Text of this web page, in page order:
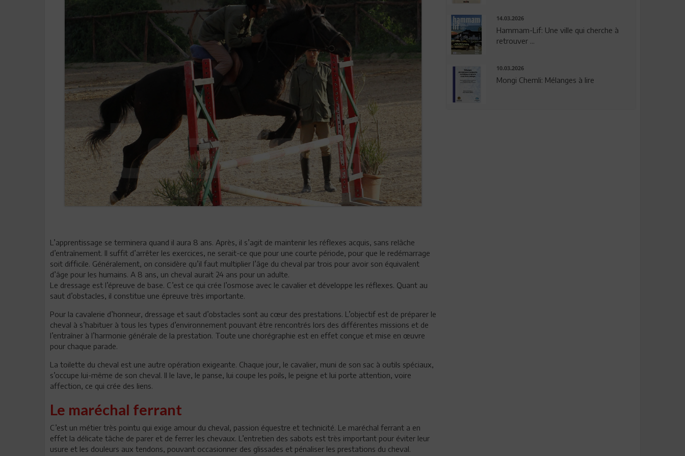
L’apprentissage se terminera quand il aura 8 ans. Après, il s’agit de maintenir les réflexes acquis, sans relâche
d’entraînement. Il suffit d’arrêter les exercices, ne serait-ce que pour une courte période, pour que le redémarrage
soit difficile. Généralement, on considère qu’il faut multiplier l’âge du cheval par trois pour avoir son équivalent
d’âge pour les humains. A 8 ans, un cheval aurait 24 ans pour un adulte.
Le dressage est l’épreuve de base. C’est ce qui crée l’osmose avec le cavalier et développe les réflexes. Quant au
saut d’obstacles, il constitue une épreuve très importante.
Pour la cavalerie d’honneur, dressage et saut d’obstacles sont au cœur des prestations. L’objectif est de préparer le
cheval à s’habituer à tous les types d’environnement pouvant être rencontrés lors des différentes missions et de
l’entraîner à l’harmonie générale de la prestation. Toute une chorégraphie est en effet conçue et mise en œuvre
pour chaque parade.
La toilette du cheval est une autre opération exigeante. Chaque jour, le cavalier, muni de son sac à outils spéciaux,
s’occupe lui-même de son cheval. Il le lave, le panse, lui coupe les poils, le peigne et lui porte attention, voire
affection, ce qui crée des liens.
Le maréchal ferrant
C’est un métier très pointu qui exige amour du cheval, passion équestre et technicité. Le maréchal ferrant a en
effet la délicate tâche de parer et de ferrer les chevaux. L’entretien des sabots est très important pour éviter leur
usure et les douleurs aux tendons, pouvant occasionner des glissades et pénaliser les prestations du cheval.
14.03.2026
Hammam-Lif: Une ville qui cherche à
retrouver ...
10.03.2026
Mongi Chemli: Mélanges à lire